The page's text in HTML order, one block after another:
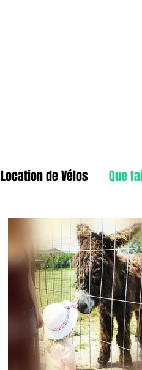
Location de Vélos Que